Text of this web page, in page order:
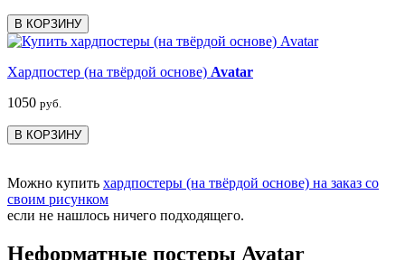
В КОРЗИНУ
Хардпостер (на твёрдой основе) Avatar
1050 руб.
В КОРЗИНУ
Можно купить хардпостеры (на твёрдой основе) на заказ со
своим рисунком
если не нашлось ничего подходящего.
Неформатные постеры Avatar